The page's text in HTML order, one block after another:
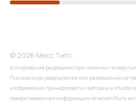
© 2026 Мисс Титс.
Копирование разрешено при наличии
Письменное уведомление или разрешение не
изображения принадлежат их авторам и
предоставленная информация не может быть